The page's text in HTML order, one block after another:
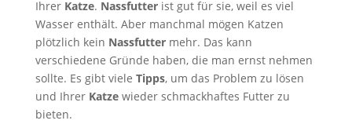
Ihrer Katze. Nassfutterist gut für sie, weil es viel
Wasser enthält. Aber manchmal mögen Katzen
plötzlich kein Nassfuttermehr. Das kann
verschiedene Gründe haben, die man ernst nehmen
sollte. Es gibt viele Tipps, um das Problem zu lösen
und Ihrer Katzewieder schmackhaftes Futter zu
bieten.